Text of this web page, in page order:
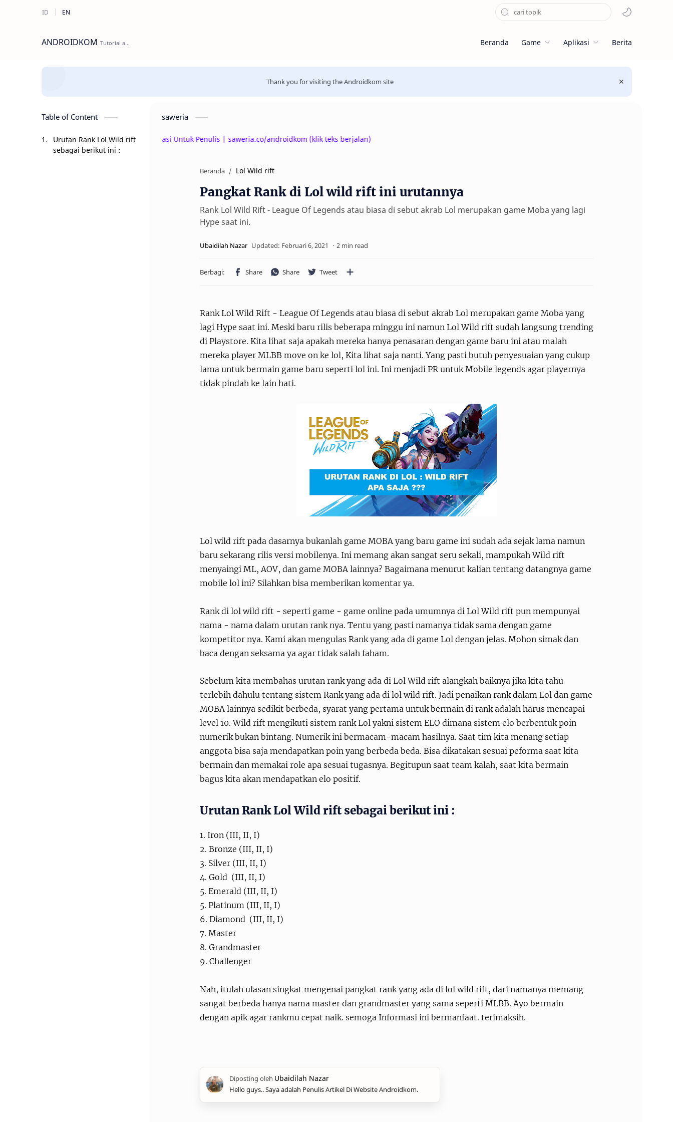
ANDROIDKOM Beranda Game Aplikasi Berita
Thank you for visiting the Androidkom site
Table of Content
Urutan Rank Lol Wild rift
sebagai berikut ini :
saweria
Beri Donasi Untuk Penulis | saweria.co/androidkom (klik teks berjalan)
Beranda Lol Wild rift
Pangkat Rank di Lol wild rift ini urutannya
Rank Lol Wild Rift - League Of Legends atau biasa di sebut akrab Lol merupakan game Moba yang lagi
Hype saat ini.
2 min read
Rank Lol Wild Rift - League Of Legends atau biasa di sebut akrab Lol merupakan game Moba yang
lagi Hype saat ini. Meski baru rilis beberapa minggu ini namun Lol Wild rift sudah langsung trending
di Playstore. Kita lihat saja apakah mereka hanya penasaran dengan game baru ini atau malah
mereka player MLBB move on ke lol, Kita lihat saja nanti. Yang pasti butuh penyesuaian yang cukup
lama untuk bermain game baru seperti lol ini. Ini menjadi PR untuk Mobile legends agar playernya
tidak pindah ke lain hati.
Lol wild rift pada dasarnya bukanlah game MOBA yang baru game ini sudah ada sejak lama namun
baru sekarang rilis versi mobilenya. Ini memang akan sangat seru sekali, mampukah Wild rift
menyaingi ML, AOV, dan game MOBA lainnya? Bagaimana menurut kalian tentang datangnya game
mobile lol ini? Silahkan bisa memberikan komentar ya.
Rank di lol wild rift - seperti game - game online pada umumnya di Lol Wild rift pun mempunyai
nama - nama dalam urutan rank nya. Tentu yang pasti namanya tidak sama dengan game
kompetitor nya. Kami akan mengulas Rank yang ada di game Lol dengan jelas. Mohon simak dan
baca dengan seksama ya agar tidak salah faham.
Sebelum kita membahas urutan rank yang ada di Lol Wild rift alangkah baiknya jika kita tahu
terlebih dahulu tentang sistem Rank yang ada di lol wild rift. Jadi penaikan rank dalam Lol dan game
MOBA lainnya sedikit berbeda, syarat yang pertama untuk bermain di rank adalah harus mencapai
level 10. Wild rift mengikuti sistem rank Lol yakni sistem ELO dimana sistem elo berbentuk poin
numerik bukan bintang. Numerik ini bermacam-macam hasilnya. Saat tim kita menang setiap
anggota bisa saja mendapatkan poin yang berbeda beda. Bisa dikatakan sesuai peforma saat kita
bermain dan memakai role apa sesuai tugasnya. Begitupun saat team kalah, saat kita bermain
bagus kita akan mendapatkan elo positif.
Urutan Rank Lol Wild rift sebagai berikut ini :
1. Iron (III, II, I)
2. Bronze (III, II, I)
3. Silver (III, II, I)
4. Gold (III, II, I)
5. Emerald (III, II, I)
5. Platinum (III, II, I)
6. Diamond (III, II, I)
7. Master
8. Grandmaster
9. Challenger
Nah, itulah ulasan singkat mengenai pangkat rank yang ada di lol wild rift, dari namanya memang
sangat berbeda hanya nama master dan grandmaster yang sama seperti MLBB. Ayo bermain
dengan apik agar rankmu cepat naik. semoga Informasi ini bermanfaat. terimaksih.
Hello guys.. Saya adalah Penulis Artikel Di Website Androidkom.